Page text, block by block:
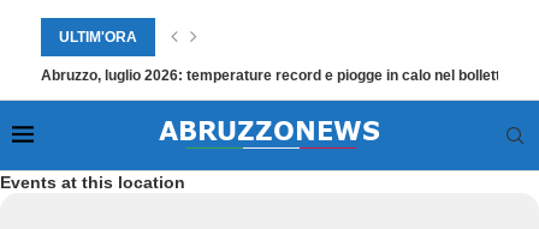
ULTIM'ORA
Abruzzo, luglio 2026: temperature record e piogge in calo nel bollettino
Events at this location